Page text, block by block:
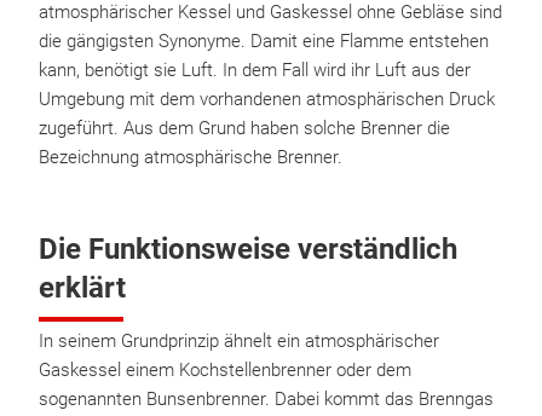
atmosphärischer Kessel und Gaskessel ohne Gebläse sind
die gängigsten Synonyme. Damit eine Flamme entstehen
kann, benötigt sie Luft. In dem Fall wird ihr Luft aus der
Umgebung mit dem vorhandenen atmosphärischen Druck
zugeführt. Aus dem Grund haben solche Brenner die
Bezeichnung atmosphärische Brenner.
Die Funktionsweise verständlich
erklärt
In seinem Grundprinzip ähnelt ein atmosphärischer
Gaskessel einem Kochstellenbrenner oder dem
sogenannten Bunsenbrenner. Dabei kommt das Brenngas